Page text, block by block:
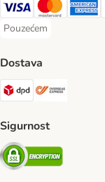
Visa Payment Method
MasterCard
Pouzećem
Pouzećem Payment
Dostava
DPD Shipping
Sigurnost
Security